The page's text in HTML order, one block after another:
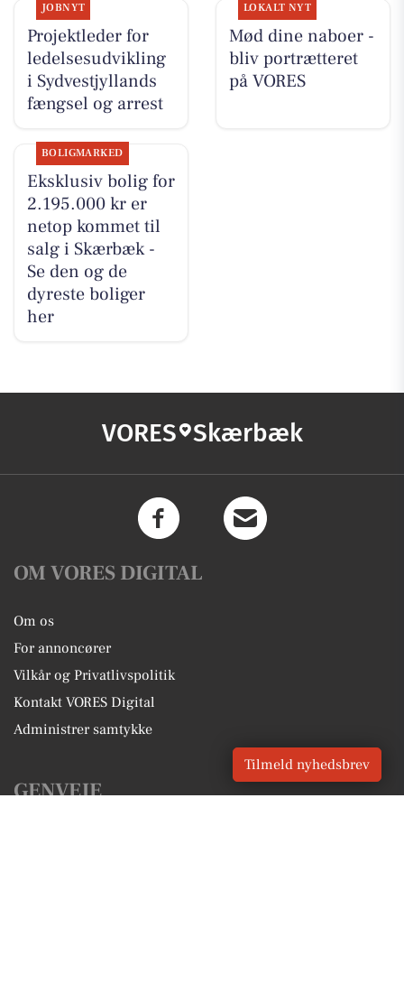
JOBNYT
Projektleder for
ledelsesudvikling
i Sydvestjyllands
fængsel og arrest
LOKALT NYT
Mød dine naboer -
bliv portrætteret
på VORES
BOLIGMARKED
Eksklusiv bolig for
2.195.000 kr er
netop kommet til
salg i Skærbæk -
Se den og de
dyreste boliger
her
VORES Skærbæk
OM VORES DIGITAL
Om os
For annoncører
Vilkår og Privatlivspolitik
Kontakt VORES Digital
Administrer samtykke
GENVEJE
Tilmeld nyhedsbrev